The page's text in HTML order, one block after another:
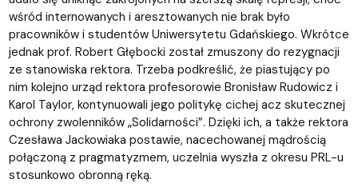
wśród internowanych i aresztowanych nie brak było
pracowników i studentów Uniwersytetu Gdańskiego. Wkrótce
jednak prof. Robert Głębocki został zmuszony do rezygnacji
ze stanowiska rektora. Trzeba podkreślić, że piastujący po
nim kolejno urząd rektora profesorowie Bronisław Rudowicz i
Karol Taylor, kontynuowali jego politykę cichej acz skutecznej
ochrony zwolenników „Solidarności”. Dzięki ich, a także rektora
Czesława Jackowiaka postawie, nacechowanej mądrością
połączoną z pragmatyzmem, uczelnia wyszła z okresu PRL-u
stosunkowo obronną ręką.